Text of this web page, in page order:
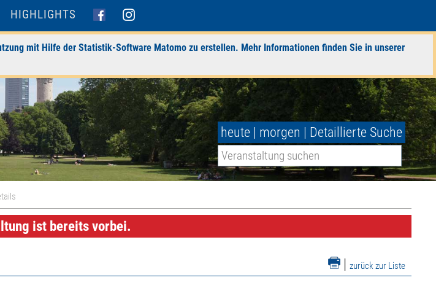
HIGHLIGHTS
mit Hilfe der Statistik-Software Matomo zu erstellen. Mehr Informationen finden Sie in unserer
heute | morgen | Detaillierte Suche
ist bereits vorbei.
| zurück zur Liste